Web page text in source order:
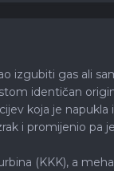
izgubiti gas ali
identičan
koja je
i promijenio pa
(KKK), a